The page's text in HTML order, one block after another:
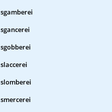
sgamberei
sgancerei
sgobberei
slaccerei
slomberei
smercerei